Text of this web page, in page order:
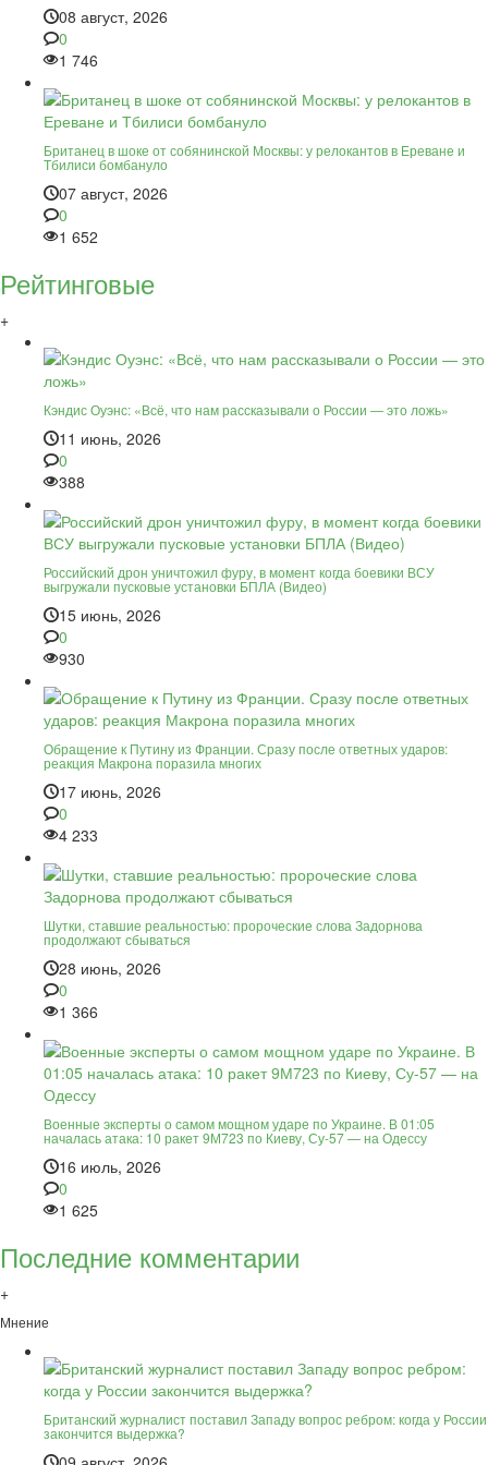
08 август, 2026
0
1 746
Британец в шоке от собянинской Москвы: у релокантов в Ереване и
Тбилиси бомбануло
07 август, 2026
0
1 652
Рейтинговые
+
Кэндис Оуэнс: «Всё, что нам рассказывали о России — это ложь»
11 июнь, 2026
0
388
Российский дрон уничтожил фуру, в момент когда боевики ВСУ
выгружали пусковые установки БПЛА (Видео)
15 июнь, 2026
0
930
Обращение к Путину из Франции. Сразу после ответных ударов:
реакция Макрона поразила многих
17 июнь, 2026
0
4 233
Шутки, ставшие реальностью: пророческие слова Задорнова
продолжают сбываться
28 июнь, 2026
0
1 366
Военные эксперты о самом мощном ударе по Украине. В 01:05
началась атака: 10 ракет 9М723 по Киеву, Су-57 — на Одессу
16 июль, 2026
0
1 625
Последние комментарии
+
Мнение
Британский журналист поставил Западу вопрос ребром: когда у России
закончится выдержка?